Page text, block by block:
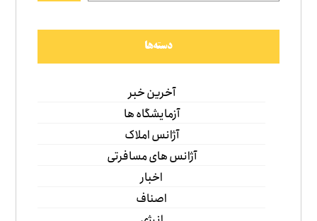
دسته‌ها
آخرین خبر
آزمایشگاه ها
آژانس املاک
آژانس های مسافرتی
اخبار
اصناف